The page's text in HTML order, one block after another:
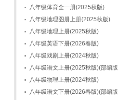
八年级体育全一册(2025秋版)
八年级地理图册上册(2025秋版)
八年级地理上册(2025秋版)
八年级英语下册(2026春版)
八年级戏剧上册(2024秋版)
八年级语文上册(2025秋版)(部编版)
八年级物理上册(2024秋版)
八年级语文下册(2026春版)(部编版)